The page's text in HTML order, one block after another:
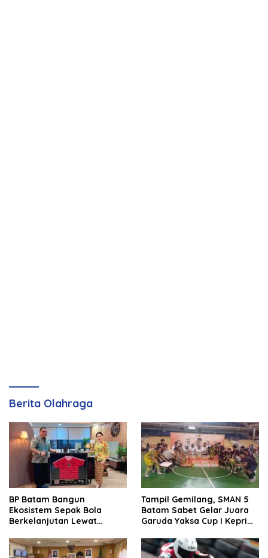
Berita Olahraga
BP Batam Bangun
Ekosistem Sepak Bola
Berkelanjutan Lewat
Tampil Gemilang, SMAN 5
Batam Sabet Gelar Juara
Garuda Yaksa Cup I Kepri